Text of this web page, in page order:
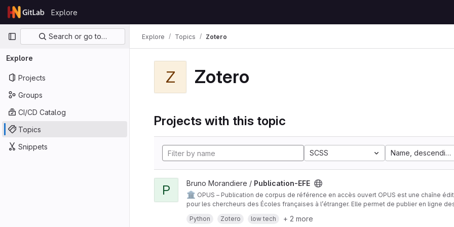
Skip to content
GitLab
Explore
Primary navigation
Search or go to…
Explore
Projects
Groups
CI/CD Catalog
Topics
Snippets
Explore Topics Zotero
Z Zotero
Projects with this topic
SCSS Name, descending
P Bruno Morandiere / Publication-EFE
🏛️ OPUS – Publication de corpus de référence en accès ouvert OPUS est une chaîne
pour les chercheurs des Écoles françaises à l’étranger. Elle permet de publier en ligne
hébergement GitLab.
Python Zotero low tech + 2 more